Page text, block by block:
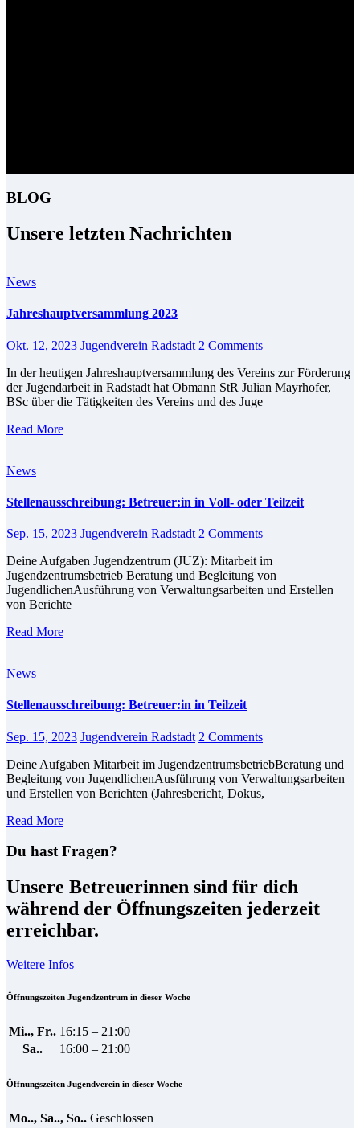
BLOG
Unsere letzten Nachrichten
News
Jahreshauptversammlung 2023
Okt. 12, 2023 Jugendverein Radstadt 2 Comments
In der heutigen Jahreshauptversammlung des Vereins zur Förderung
der Jugendarbeit in Radstadt hat Obmann StR Julian Mayrhofer,
BSc über die Tätigkeiten des Vereins und des Juge
Read More
News
Stellenausschreibung: Betreuer:in in Voll- oder Teilzeit
Sep. 15, 2023 Jugendverein Radstadt 2 Comments
Deine Aufgaben Jugendzentrum (JUZ): Mitarbeit im
Jugendzentrumsbetrieb Beratung und Begleitung von
JugendlichenAusführung von Verwaltungsarbeiten und Erstellen
von Berichte
Read More
News
Stellenausschreibung: Betreuer:in in Teilzeit
Sep. 15, 2023 Jugendverein Radstadt 2 Comments
Deine Aufgaben Mitarbeit im JugendzentrumsbetriebBeratung und
Begleitung von JugendlichenAusführung von Verwaltungsarbeiten
und Erstellen von Berichten (Jahresbericht, Dokus,
Read More
Du hast Fragen?
Unsere Betreuerinnen sind für dich
während der Öffnungszeiten jederzeit
erreichbar.
Weitere Infos
Öffnungszeiten Jugendzentrum in dieser Woche
Mi.., Fr.. 16:15 – 21:00
Sa..
16:00 – 21:00
Öffnungszeiten Jugendverein in dieser Woche
Mo.., Sa.., So.. Geschlossen